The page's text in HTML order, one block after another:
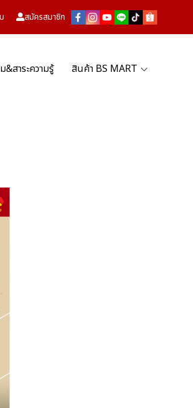
สมัครสมาชิก
&สาระความรู้ สินค้า BS MART